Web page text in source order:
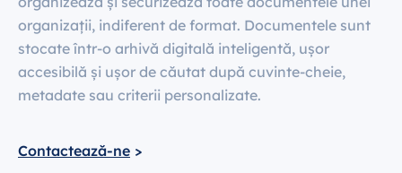
organizații, indiferent de format. Documentele sunt
stocate într-o arhivă digitală inteligentă, ușor
accesibilă și ușor de căutat după cuvinte-cheie,
metadate sau criterii personalizate.
Contactează-ne >